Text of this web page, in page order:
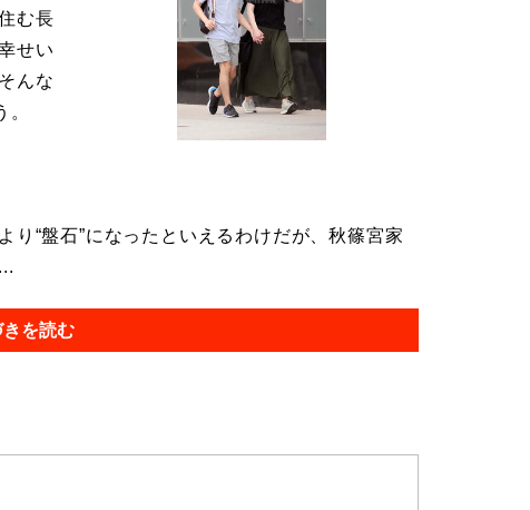
む長
せい
んな
“盤石”になったといえるわけだが、秋篠宮家
を読む